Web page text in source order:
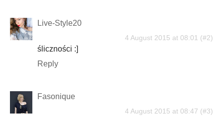
Live-Style20
4 August 2015 at 08:01
śliczności :]
Reply
Fasonique
4 August 2015 at 08:47